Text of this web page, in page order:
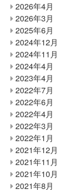
2026年4月
2026年3月
2025年6月
2024年12月
2024年11月
2024年4月
2023年4月
2022年7月
2022年6月
2022年4月
2022年3月
2022年1月
2021年12月
2021年11月
2021年10月
2021年8月